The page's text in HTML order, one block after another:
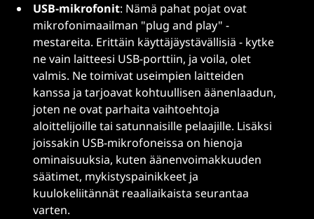
USB-mikrofonit: Nämä pahat pojat ovat
mikrofonimaailman "plug and play" -
mestareita. Erittäin käyttäjäystävällisiä - kytke
ne vain laitteesi USB-porttiin, ja voila, olet
valmis. Ne toimivat useimpien laitteiden
kanssa ja tarjoavat kohtuullisen äänenlaadun,
joten ne ovat parhaita vaihtoehtoja
aloittelijoille tai satunnaisille pelaajille. Lisäksi
joissakin USB-mikrofoneissa on hienoja
ominaisuuksia, kuten äänenvoimakkuuden
säätimet, mykistyspainikkeet ja
kuulokeliitännät reaaliaikaista seurantaa
varten.